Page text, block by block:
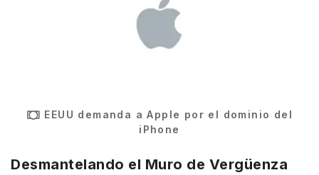
EEUU demanda a Apple por el dominio del
iPhone
Desmantelando el Muro de Vergüenza